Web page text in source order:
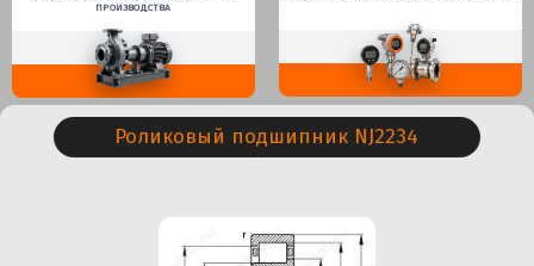
ПРОИЗВОДСТВА
Роликовый подшипник NJ2234